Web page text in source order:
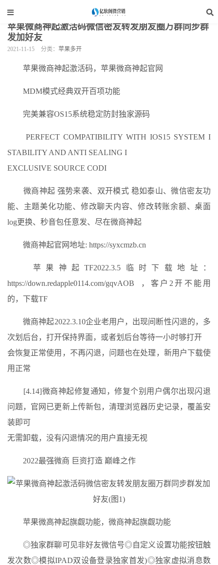
当前位置： 手机软件 > 苹果多开
苹果微商神起激活码微信密友转发朋友圈万群同步群
发加好友
2021-11-15 分类： 苹果多开
苹果微商神起激活码，苹果微商神起官网
MDM模式经典双开百项功能
完美兼容OS15系统稳定防封独家源码
PERFECT COMPATIBILITY WITH IOS15 SYSTEM I
STABILITY AND ANTI SEALING I
EXCLUSIVE SOURCE CODI
微商神起 强势来袭、双开模式 稳如泰山、微信密友功
能、主题美化功能、修改聊天内容、修改转账余额、桌面
log更换、秒音包任意发、尽在微商神起
微商神起官网地址: https://syxcmzb.cn
苹果神起TF2022.3.5临时下载地址：
https://down.redapple0114.com/gqvAOB ，客户2开不能用
的，下载TF
微商神起2022.3.10企业老用户，出现间断性闪退的，多
次划后台，打开保持界面，或者划后台等待一小时够打开
会恢复正常使用，不再闪退，问题也在处理，新用户下载使
用正常
[4.14]微商神起修复通知，修复个别用户偶尔出现闪退
问题，官网已更新上传新包，清理浏览器历史记录，覆盖安
装即可
无需卸载，没有闪退情况的用户直接无视
2022最强微商 巨资打造 巅峰之作
苹果微高神起旗觑功能，微商神起旗觑功能
◎独家群聊可见非好友微信号◎自定义设置功能按钮触
发次数◎模拟IPAD双设备登录独家首发)◎独家虚拟消息数